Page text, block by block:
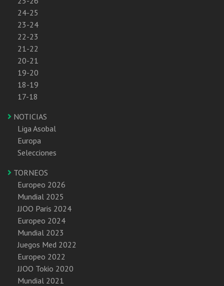
24-25
23-24
22-23
21-22
20-21
19-20
18-19
17-18
NOTICIAS
Liga Asobal
Europa
Selecciones
TORNEOS
Europeo 2026
Mundial 2025
JJOO Paris 2024
Europeo 2024
Mundial 2023
Juegos Med 2022
Europeo 2022
JJOO Tokio 2020
Mundial 2021